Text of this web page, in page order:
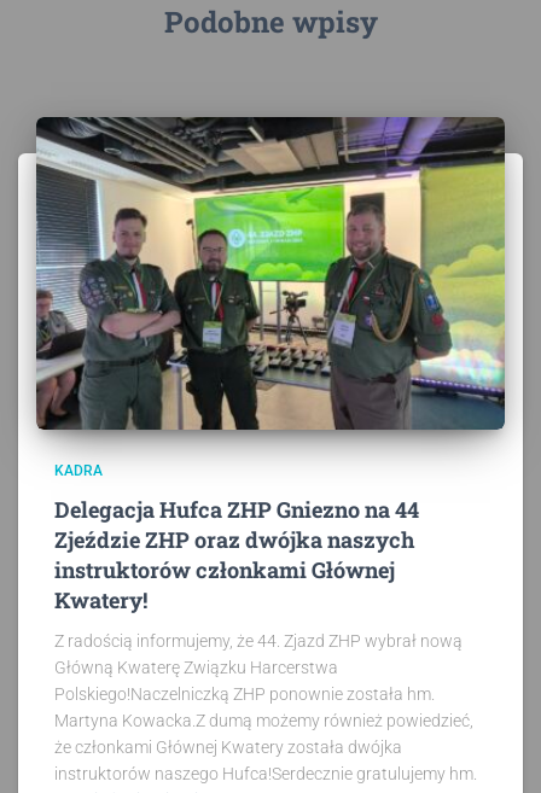
Podobne wpisy
KADRA
Delegacja Hufca ZHP Gniezno na 44
Zjeździe ZHP oraz dwójka naszych
instruktorów członkami Głównej
Kwatery!
Z radością informujemy, że 44. Zjazd ZHP wybrał nową
Główną Kwaterę Związku Harcerstwa
Polskiego!Naczelniczką ZHP ponownie została hm.
Martyna Kowacka.Z dumą możemy również powiedzieć,
że członkami Głównej Kwatery została dwójka
instruktorów naszego Hufca!Serdecznie gratulujemy hm.